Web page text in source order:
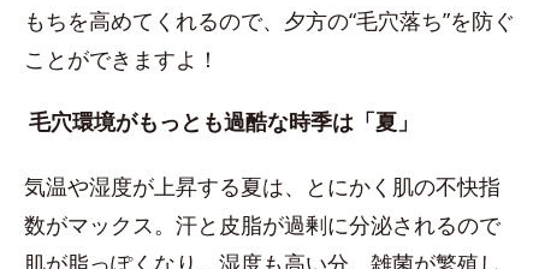
もちを高めてくれるので、夕方の“毛穴落ち”を防ぐ
ことができますよ！
毛穴環境がもっとも過酷な時季は「夏」
気温や湿度が上昇する夏は、とにかく肌の不快指
数がマックス。汗と皮脂が過剰に分泌されるので
肌が脂っぽくなり、湿度も高い分、雑菌が繁殖し